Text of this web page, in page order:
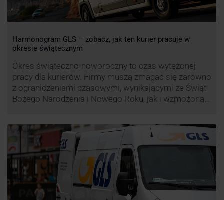
Harmonogram GLS – zobacz, jak ten kurier pracuje w
okresie świątecznym
Okres świąteczno-noworoczny to czas wytężonej
pracy dla kurierów. Firmy muszą zmagać się zarówno
z ograniczeniami czasowymi, wynikającymi ze Świąt
Bożego Narodzenia i Nowego Roku, jak i wzmożoną
firm. Zobacz harmonogram GLS na czas świąteczny!